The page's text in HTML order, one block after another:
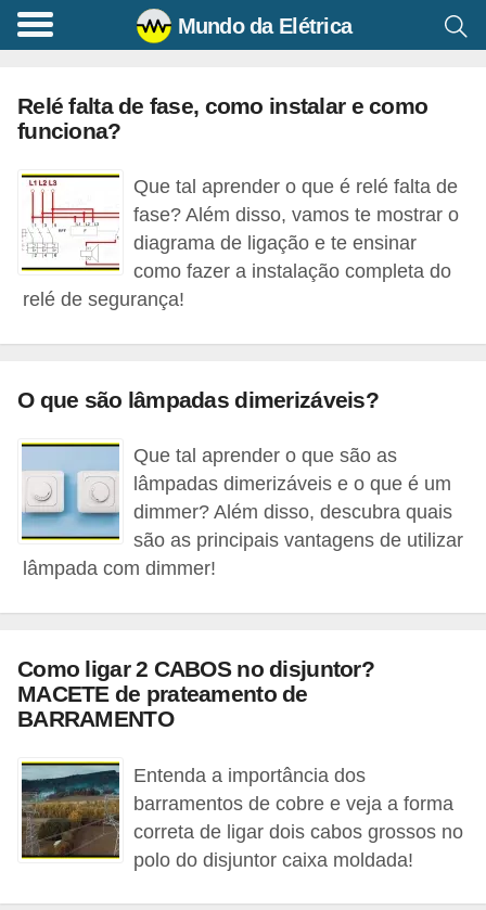
Mundo da Elétrica
Relé falta de fase, como instalar e como
funciona?
Que tal aprender o que é relé falta de
fase? Além disso, vamos te mostrar o
diagrama de ligação e te ensinar
como fazer a instalação completa do
relé de segurança!
O que são lâmpadas dimerizáveis?
Que tal aprender o que são as
lâmpadas dimerizáveis e o que é um
dimmer? Além disso, descubra quais
são as principais vantagens de utilizar
lâmpada com dimmer!
Como ligar 2 CABOS no disjuntor?
MACETE de prateamento de
BARRAMENTO
Entenda a importância dos
barramentos de cobre e veja a forma
correta de ligar dois cabos grossos no
polo do disjuntor caixa moldada!
C
m
a
n
d
o
s
E
l
t
r
i
c
o
s
C
m
p
n
e
n
e